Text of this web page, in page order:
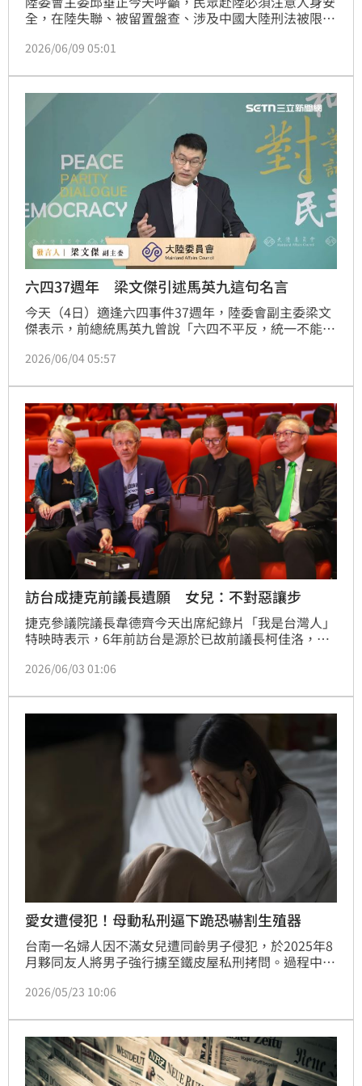
全，在陸失聯、被留置盤查、涉及中國大陸刑法被限制
2026/06/09 05:01
六四37週年 梁文傑引述馬英九這句名言
今天（4日）適逢六四事件37週年，陸委會副主委梁文
傑表示，前總統馬英九曾說「六四不平反，統一不能
灣是全世界華人的民主燈塔，台灣得來不易的生活方
2026/06/04 05:57
訪台成捷克前議長遺願 女兒：不對惡讓步
捷克參議院議長韋德齊今天出席紀錄片「我是台灣人」
特映時表示，6年前訪台是源於已故前議長柯佳洛，此
親始終選擇不對惡的事物讓步，所以現在才能站在這
2026/06/03 01:06
愛女遭侵犯！母動私刑逼下跪恐嚇割生殖器
台南一名婦人因不滿女兒遭同齡男子侵犯，於2025年8
月夥同友人將男子強行擄至鐵皮屋私刑拷問。過程中不
萬元借據才放人。台南地院審理後認為，婦人雖是護女
犯行且動機係為討公道，最終依剝奪他人行動自由罪判
處有期徒刑7月。此案提醒民眾，遇到糾紛應循法律途
徑處理，以免救女不成反陷牢獄之災。
2026/05/23 10:06